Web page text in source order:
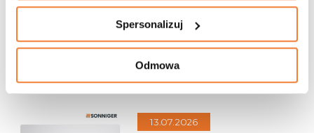
Spersonalizuj
Odmowa
Szybki dobór urządzeń
i gotowa dokumentacja
Oszczędzaj czas na każdym
13.07.2026